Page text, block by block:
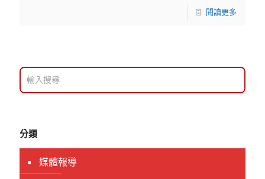
閱讀更多
分類
媒體報導